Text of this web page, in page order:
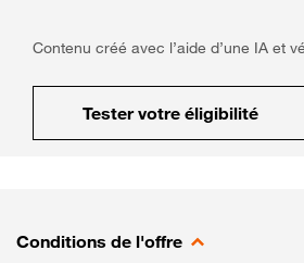
Contenu créé avec l’aide d’une IA et
Tester votre éligibilité
Conditions de l'offre